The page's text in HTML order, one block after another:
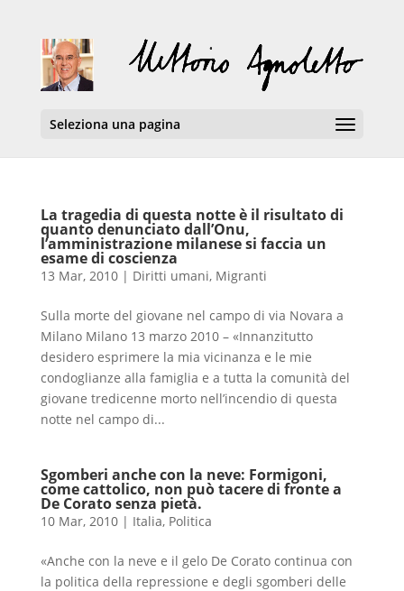
Seleziona una pagina
La tragedia di questa notte è il risultato di
quanto denunciato dall’Onu,
l’amministrazione milanese si faccia un
esame di coscienza
13 Mar, 2010| Diritti umani, Migranti
Sulla morte del giovane nel campo di via Novara a
Milano Milano 13 marzo 2010 – «Innanzitutto
desidero esprimere la mia vicinanza e le mie
condoglianze alla famiglia e a tutta la comunità del
giovane tredicenne morto nell’incendio di questa
notte nel campo di...
Sgomberi anche con la neve: Formigoni,
come cattolico, non può tacere di fronte a
De Corato senza pietà.
10 Mar, 2010| Italia, Politica
«Anche con la neve e il gelo De Corato continua con
la politica della repressione e degli sgomberi delle